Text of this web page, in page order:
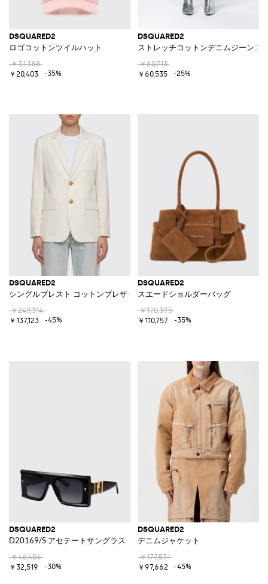
DSQUARED2
ロゴコットンツイルハット
￥31,388
￥20,403
-35%
DSQUARED2
ストレッチコットンデニムジーンズ
￥80,713
￥60,535
-25%
DSQUARED2
シングルブレスト コットンブレザー
￥249,314
￥137,123
-45%
DSQUARED2
スエードショルダーバッグ
￥170,395
￥110,757
-35%
DSQUARED2
D20169/S アセテートサングラス
￥46,456
￥32,519
-30%
DSQUARED2
デニムジャケット
￥177,571
￥97,662
-45%